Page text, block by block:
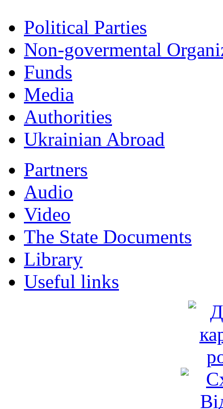
Political Parties
Non-govermental
Funds
Мedia
Authorities
Ukrainian Abroad
Partners
Audio
Video
The State Documents
Library
Useful links